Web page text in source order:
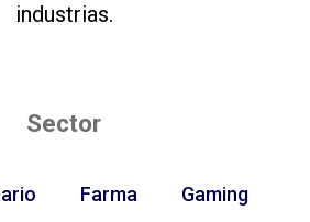
industrias.
Sector
Farma Gaming